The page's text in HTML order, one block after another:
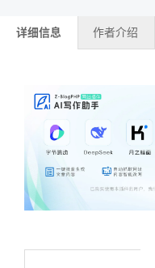
详细信息 作者介绍